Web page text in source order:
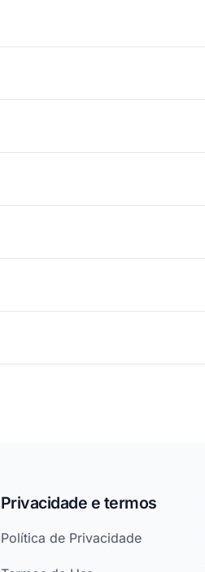
Privacidade e termos
Política de Privacidade